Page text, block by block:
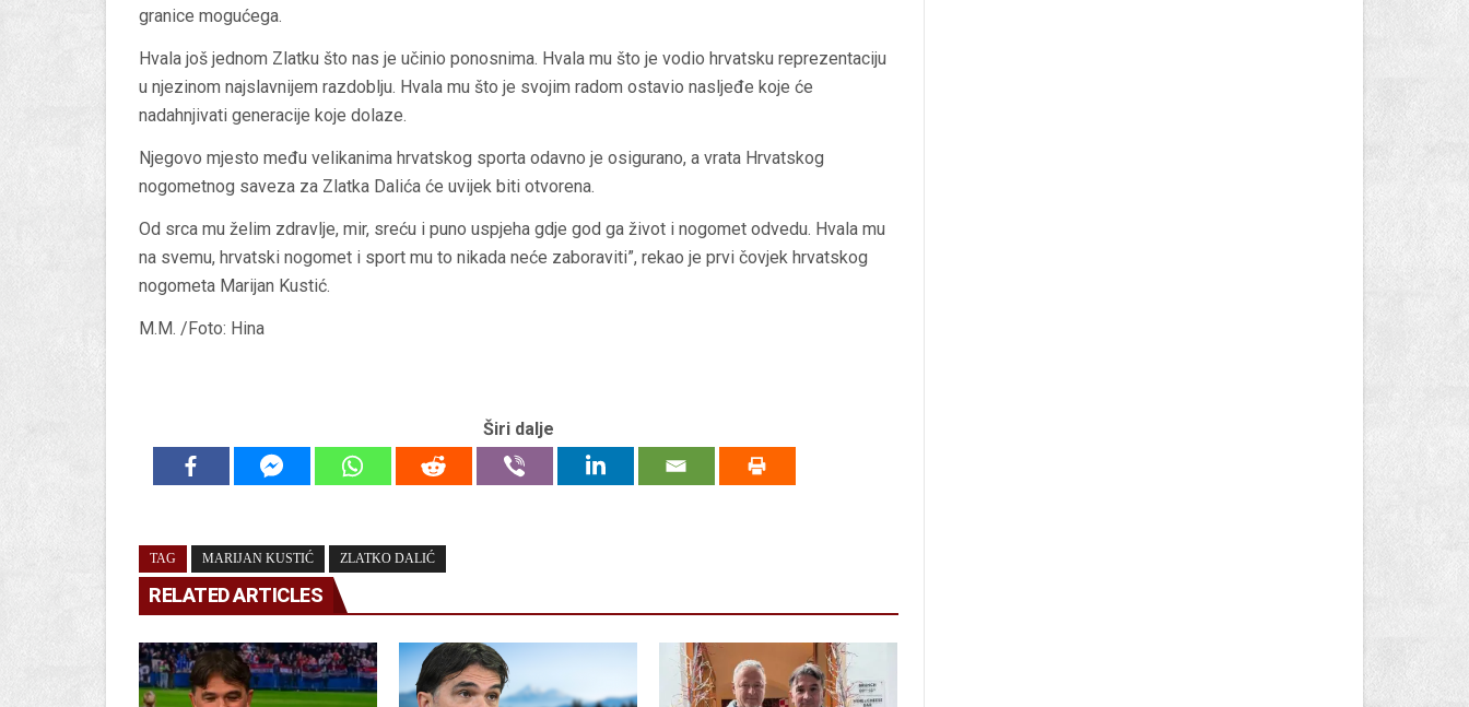
granice mogućega.
Hvala još jednom Zlatku što nas je učinio ponosnima. Hvala mu što je vodio hrvatsku reprezentaciju
u njezinom najslavnijem razdoblju. Hvala mu što je svojim radom ostavio nasljeđe koje će
nadahnjivati generacije koje dolaze.
Njegovo mjesto među velikanima hrvatskog sporta odavno je osigurano, a vrata Hrvatskog
nogometnog saveza za Zlatka Dalića će uvijek biti otvorena.
Od srca mu želim zdravlje, mir, sreću i puno uspjeha gdje god ga život i nogomet odvedu. Hvala mu
na svemu, hrvatski nogomet i sport mu to nikada neće zaboraviti”, rekao je prvi čovjek hrvatskog
nogometa Marijan Kustić.
M.M. /Foto: Hina
Širi dalje
TAG MARIJAN KUSTIĆ ZLATKO DALIĆ
RELATED ARTICLES